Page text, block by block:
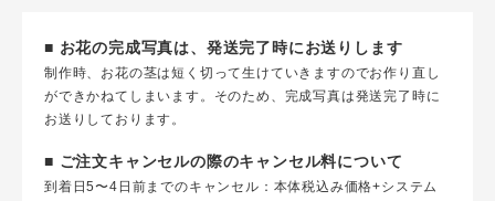
■ お花の完成写真は、発送完了時にお送りします
制作時、お花の茎は短く切って生けていきますのでお作り直し
ができかねてしまいます。そのため、完成写真は発送完了時に
お送りしております。
■ ご注文キャンセルの際のキャンセル料について
到着日5〜4日前までのキャンセル：本体税込み価格+システム